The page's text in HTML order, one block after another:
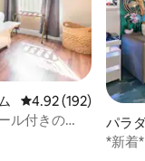
価レビュー192件、5
4.92 (192)
ル付きの
パラ
*新着